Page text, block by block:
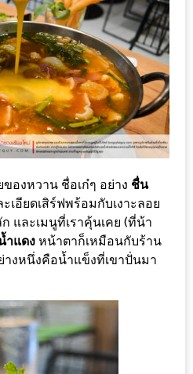
องหวาน ชื่อเก๋ๆ อย่าง ชื่น
เอียดเสิร์ฟพร้อมกับเงาะลอย
และเมนูที่เราคุ้นเคย (ที่น้า
ำแดง หน้าตาก็เหมือนกับร้าน
งหนึ่งคือน้ำแข็งที่เขาปั่นมา